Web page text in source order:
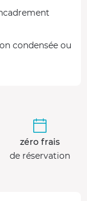
condensée ou
zéro frais
de réservation